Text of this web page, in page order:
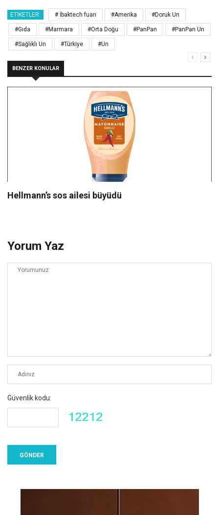
ETIKETLER: # İbaktech fuarı #Amerika #Doruk Un
#Gıda #Marmara #Orta Doğu #PanPan #PanPan Un
#Sağlıklı Un #Türkiye #Un
BENZER KONULAR
Hellmann’s sos ailesi büyüdü
Yorum Yaz
Güvenlik kodu: